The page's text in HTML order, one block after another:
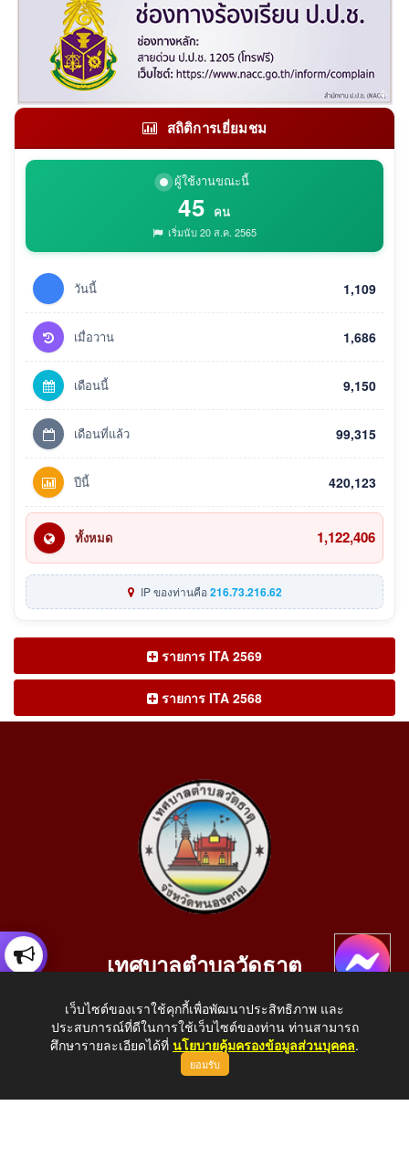
สถิติการเยี่ยมชม
ผู้ใช้งานขณะนี้
45 คน
เริ่มนับ 20 ส.ค. 2565
วันนี้ 1,109
เมื่อวาน 1,686
เดือนนี้ 9,150
เดือนที่แล้ว 99,315
ปีนี้ 420,123
ทั้งหมด 1,122,406
IP ของท่านคือ216.73.216.62
รายการ ITA 2569
รายการ ITA 2568
เทศบาลตำบลวัดธาตุ
อ.เมือง จ.หนองคาย 43000
โทรศัพท์: 042-414758 โทรสาร: 042-414759
E-Mail: saraban_05430110@dla.go.th
เว็บไซต์ของเราใช้คุกกี้เพื่อพัฒนาประสิทธิภาพ และ
ประสบการณ์ที่ดีในการใช้เว็บไซต์ของท่าน ท่านสามารถ
ศึกษารายละเอียดได้ที่ นโยบายคุ้มครองข้อมูลส่วนบุคคล.
ยอมรับ